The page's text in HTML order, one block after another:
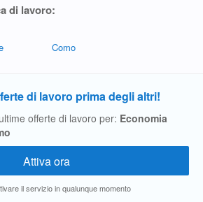
di lavoro:
Como
di lavoro prima degli altri!
offerte di lavoro per: Economia
il servizio in qualunque momento